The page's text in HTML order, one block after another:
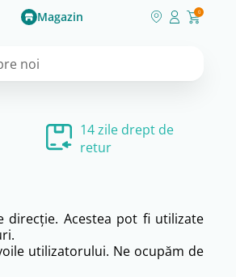
Magazin 0
noi
14 zile drept de
retur
direcție. Acestea pot fi utilizate
utilizatorului. Ne ocupăm de